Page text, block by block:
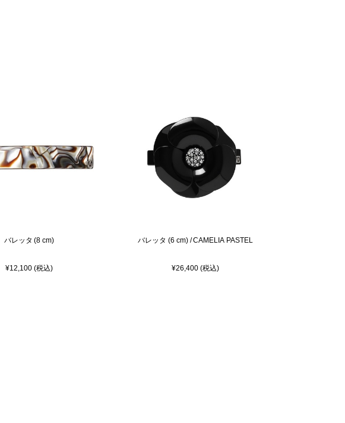
バレッタ (8 cm)
¥12,100 (税込)
バレッタ (6 cm) / CAMELIA PASTEL
¥26,400 (税込)